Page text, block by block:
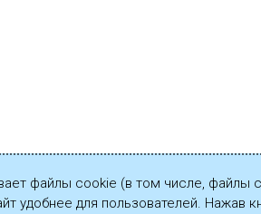
файлы cookie (в том числе, файлы
удобнее для пользователей. Нажав